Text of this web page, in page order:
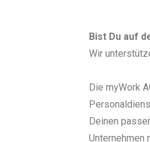
Bist Du auf
Wir
Die myWork
Deinen
Unternehmen